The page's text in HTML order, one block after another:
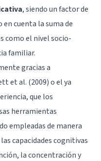
, siendo un factor de
cuenta la suma de
como el nivel socio-
familiar.
gracias a
et al. (2009) o el ya
que los
herramientas
empleadas de manera
capacidades cognitivas
, laconcentracióny